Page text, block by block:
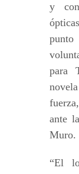
y
punto
para
ante
Muro.
“El